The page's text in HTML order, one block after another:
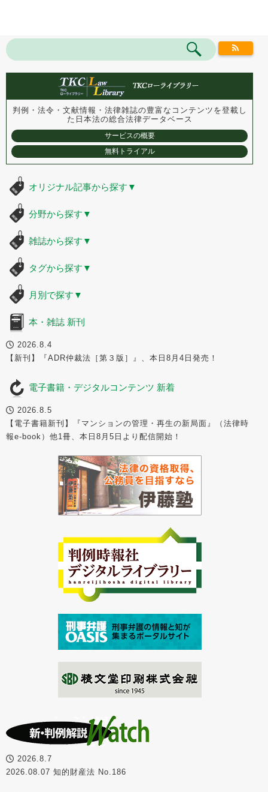
判例・法令・文献情報・法律雑誌の豊富なコンテンツを登載し
た 日本法の総合法律データベース
サービスの概要
無料トライアル
オリジナル記事から探す ▼
分野から探す ▼
雑誌から探す ▼
タグから探す ▼
月別で探す ▼
本・雑誌 新刊
2026.8.4
【新刊】『ADR仲裁法［第３版］』、本日8月4日発売！
電子書籍・デジタルコンテンツ 新着
2026.8.5
【電子書籍新刊】『マンションの管理・再生の新局面』（法律時
報e-book）他1冊、本日8月5日より配信開始！
2026.8.7
2026.08.07 知的財産法 No.186